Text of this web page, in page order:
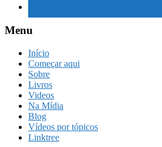
Menu
Início
Começar aqui
Sobre
Livros
Videos
Na Mídia
Blog
Vídeos por tópicos
Linktree